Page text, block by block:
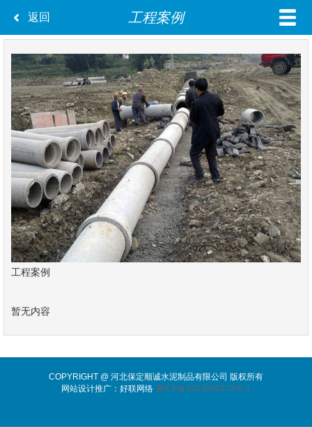
返回 工程案例
工程案例
暂无内容
COPYRIGHT @ 河北保定顺诚水泥制品有限公司 版权所有
网站设计推广：好联网络 冀ICP备2023000370号-1